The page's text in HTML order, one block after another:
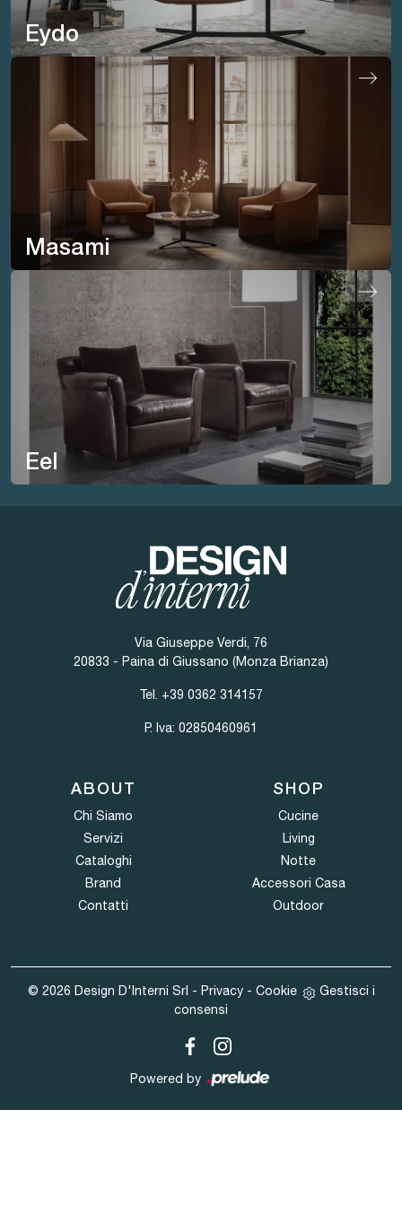
Eydo
Masami
Eel
Via Giuseppe Verdi, 76
20833 - Paina di Giussano (Monza Brianza)
Tel. +39 0362 314157
P. Iva: 02850460961
ABOUT
Chi Siamo
Servizi
Cataloghi
Brand
Contatti
SHOP
Cucine
Living
Notte
Accessori Casa
Outdoor
© 2026 Design D'Interni Srl - Privacy- Cookie
Gestisci i
consensi
Powered by